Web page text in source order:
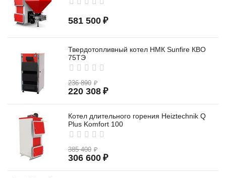
581 500 ₽
Твердотопливный котел НМК Sunfire КВО
75TЭ
236 890 ₽
220 308 ₽
Котел длительного горения Heiztechnik Q
Plus Komfort 100
385 400 ₽
306 600 ₽